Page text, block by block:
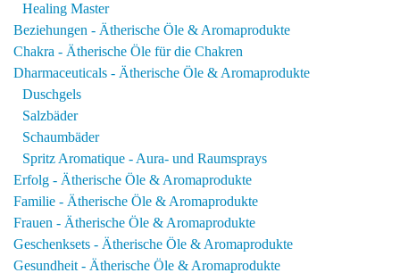
Healing Master
Beziehungen - Ätherische Öle & Aromaprodukte
Chakra - Ätherische Öle für die Chakren
Dharmaceuticals - Ätherische Öle & Aromaprodukte
Duschgels
Salzbäder
Schaumbäder
Spritz Aromatique - Aura- und Raumsprays
Erfolg - Ätherische Öle & Aromaprodukte
Familie - Ätherische Öle & Aromaprodukte
Frauen - Ätherische Öle & Aromaprodukte
Geschenksets - Ätherische Öle & Aromaprodukte
Gesundheit - Ätherische Öle & Aromaprodukte